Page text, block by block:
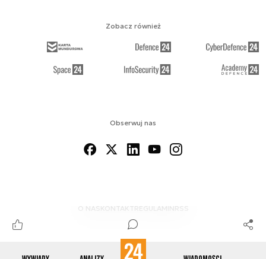
Obserwuj nas
O NAS KONTAKTREGULAMINRSS
Zobacz również